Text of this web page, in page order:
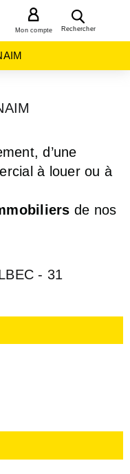
Rechercher
Mon compte
d’une
à louer ou à
de nos
- 31